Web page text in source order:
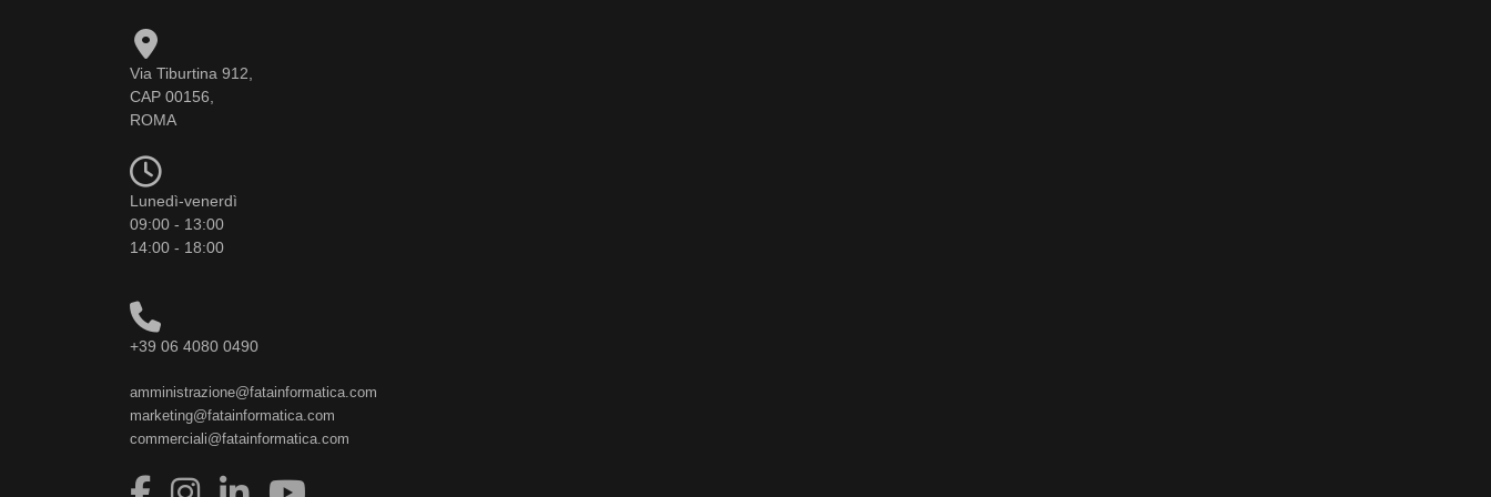
Via Tiburtina 912,
CAP 00156,
ROMA
Lunedì-venerdì
09:00 - 13:00
14:00 - 18:00
+39 06 4080 0490
amministrazione@fatainformatica.com
marketing@fatainformatica.com
commerciali@fatainformatica.com